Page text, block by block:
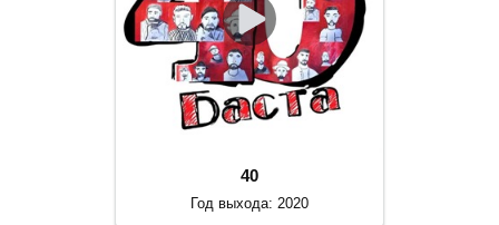
40
Год выхода: 2020